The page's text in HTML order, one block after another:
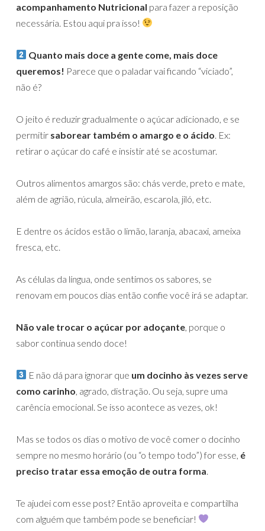
acompanhamento Nutricional para fazer a reposição
necessária. Estou aqui pra isso!
Quanto mais doce a gente come, mais doce
queremos! Parece que o paladar vai ficando “viciado”,
não é? ⁣
O jeito é reduzir gradualmente o açúcar adicionado, e se
permitir saborear também o amargo e o ácido . Ex:
retirar o açúcar do café e insistir até se acostumar. ⁣⁣
Outros alimentos amargos são: chás verde, preto e mate,
além de agrião, rúcula, almeirão, escarola, jiló, etc. ⁣⁣
E dentre os ácidos estão o limão, laranja, abacaxi, ameixa
fresca, etc. ⁣⁣
As células da língua, onde sentimos os sabores, se
renovam em poucos dias então confie você irá se adaptar.⁣⁣
Não vale trocar o açúcar por adoçante , porque o
sabor continua sendo doce!⁣⁣
E não dá para ignorar que um docinho às vezes serve
como carinho , agrado, distração. Ou seja, supre uma
carência emocional. Se isso acontece as vezes, ok! ⁣
Mas se todos os dias o motivo de você comer o docinho
sempre no mesmo horário (ou “o tempo todo”) for esse, é
preciso tratar essa emoção de outra forma
Te ajudei com esse post? Então aproveita e compartilha
com alguém que também pode se beneficiar!